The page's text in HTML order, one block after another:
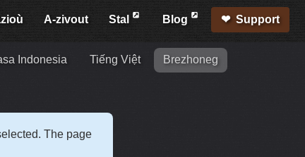
A-zivout Stal Blog Support
Indonesia Tiếng Việt Brezhoneg
The page